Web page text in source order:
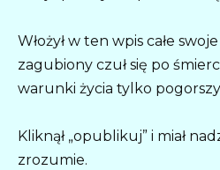
Włożył w ten wpis całe
zagubiony czuł się po
warunki życia tylko
Kliknął „opublikuj” i miał
zrozumie.